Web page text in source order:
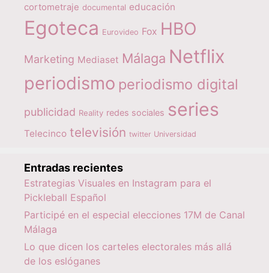
cortometraje documental educación
Egoteca Eurovideo Fox HBO
Marketing Mediaset Málaga Netflix
periodismo periodismo digital
publicidad Reality redes sociales series
Telecinco televisión twitter Universidad
Entradas recientes
Estrategias Visuales en Instagram para el
Pickleball Español
Participé en el especial elecciones 17M de Canal
Málaga
Lo que dicen los carteles electorales más allá
de los eslóganes